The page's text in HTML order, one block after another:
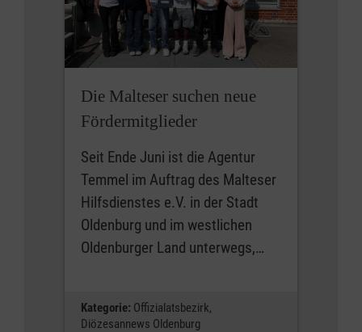
Die Malteser suchen neue
Fördermitglieder
Seit Ende Juni ist die Agentur
Temmel im Auftrag des Malteser
Hilfsdienstes e.V. in der Stadt
Oldenburg und im westlichen
Oldenburger Land unterwegs,…
Kategorie: Offizialatsbezirk,
Diözesannews Oldenburg